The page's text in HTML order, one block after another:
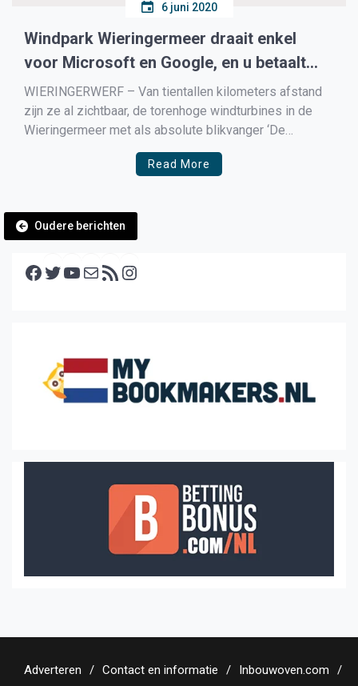
6 juni 2020
Windpark Wieringermeer draait enkel
voor Microsoft en Google, en u betaalt
daar aan mee
WIERINGERWERF – Van tientallen kilometers afstand
zijn ze al zichtbaar, de torenhoge windturbines in de
Wieringermeer met als absolute blikvanger ‘De
Ambtenaar’ vlakbij Medemblik. Het windpark zou haar
energie gaan leveren aan de inwoners van Hollands
Read More
Berichtennavigatie
Oudere berichten
Facebook Twitter YouTube E-mail RSS feed
Adverteren Contact en informatie Inbouwoven.com